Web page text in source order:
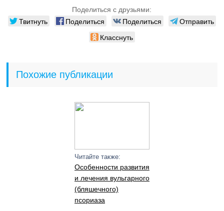
Поделиться с друзьями:
Твитнуть Поделиться Поделиться
Отправить
Класснуть
Похожие публикации
Читайте также:
Особенности развития
и лечения вульгарного
(бляшечного)
псориаза